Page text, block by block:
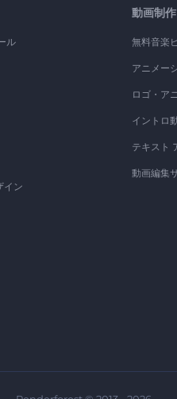
ル
イン
動画制
無料音楽
アニメー
ロゴ・ア
イントロ
テキスト
動画編集